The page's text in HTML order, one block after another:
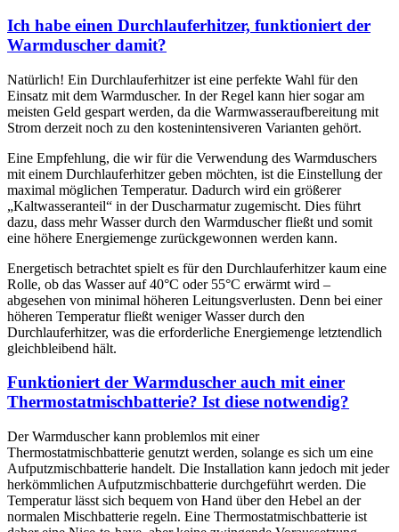
Ich habe einen Durchlauferhitzer, funktioniert der
Warmduscher damit?
Natürlich! Ein Durchlauferhitzer ist eine perfekte Wahl für den
Einsatz mit dem Warmduscher. In der Regel kann hier sogar am
meisten Geld gespart werden, da die Warmwasseraufbereitung mit
Strom derzeit noch zu den kostenintensiveren Varianten gehört.
Eine Empfehlung, die wir für die Verwendung des Warmduschers
mit einem Durchlauferhitzer geben möchten, ist die Einstellung der
maximal möglichen Temperatur. Dadurch wird ein größerer
„Kaltwasseranteil“ in der Duscharmatur zugemischt. Dies führt
dazu, dass mehr Wasser durch den Warmduscher fließt und somit
eine höhere Energiemenge zurückgewonnen werden kann.
Energetisch betrachtet spielt es für den Durchlauferhitzer kaum eine
Rolle, ob das Wasser auf 40°C oder 55°C erwärmt wird –
abgesehen von minimal höheren Leitungsverlusten. Denn bei einer
höheren Temperatur fließt weniger Wasser durch den
Durchlauferhitzer, was die erforderliche Energiemenge letztendlich
gleichbleibend hält.
Funktioniert der Warmduscher auch mit einer
Thermostatmischbatterie? Ist diese notwendig?
Der Warmduscher kann problemlos mit einer
Thermostatmischbatterie genutzt werden, solange es sich um eine
Aufputzmischbatterie handelt. Die Installation kann jedoch mit jeder
herkömmlichen Aufputzmischbatterie durchgeführt werden. Die
Temperatur lässt sich bequem von Hand über den Hebel an der
normalen Mischbatterie regeln. Eine Thermostatmischbatterie ist